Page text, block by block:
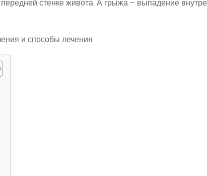
стенке живота. А грыжа – выпадение